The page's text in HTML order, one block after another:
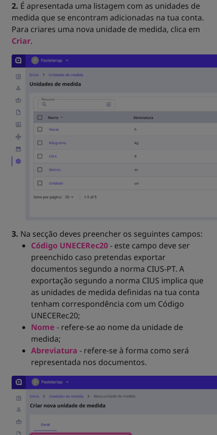
2. É apresentada uma listagem com as unidades de
medida que se encontram adicionadas na tua conta.
Para criares uma nova unidade de medida, clica em
Criar.
3. Na secção deves preencher os seguintes campos:
Código UNECERec20- este campo deve ser
preenchido caso pretendas exportar
documentos segundo a norma CIUS-PT. A
exportação segundo a norma CIUS implica que
as unidades de medida definidas na tua conta
tenham correspondência com um Código
UNECERec20;
Nome - refere-se ao nome da unidade de
medida;
Abreviatura - refere-se à forma como será
representada nos documentos.